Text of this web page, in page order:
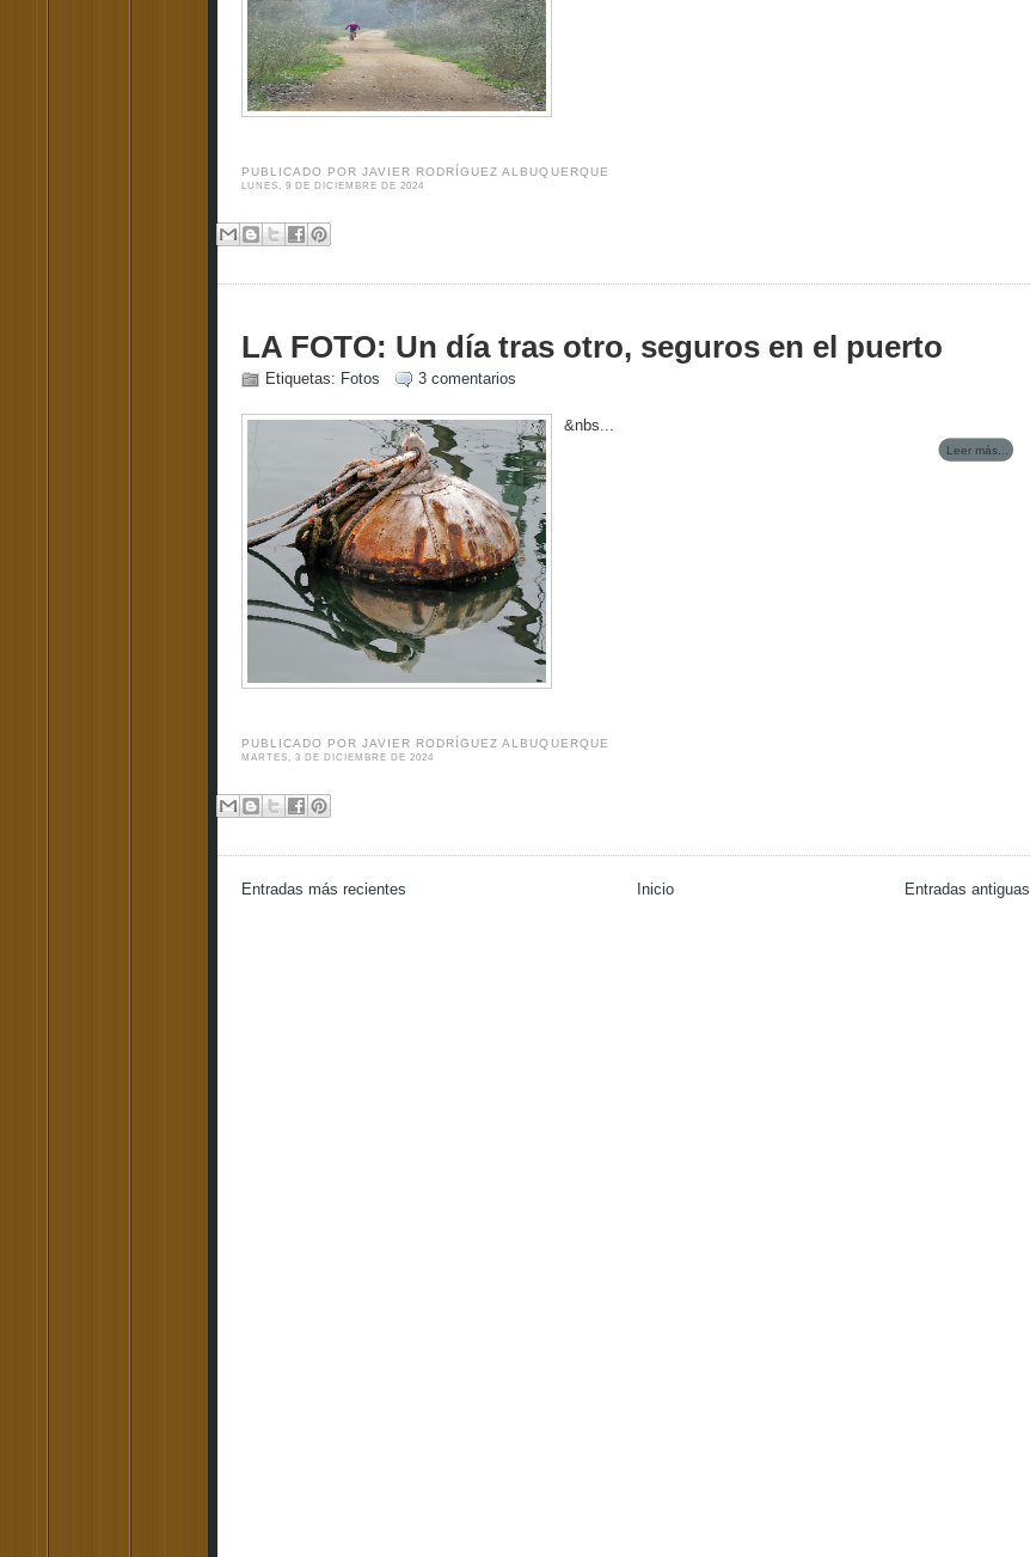
PUBLICADO PORJAVIER RODRÍGUEZ ALBUQUERQUE
LUNES, 9 DE DICIEMBRE DE 2024
LA FOTO: Un día tras otro, seguros en el puerto
Etiquetas: Fotos 3 comentarios
&nbs...
Leer más...
PUBLICADO PORJAVIER RODRÍGUEZ ALBUQUERQUE
MARTES, 3 DE DICIEMBRE DE 2024
Entradas más recientes Entradas antiguas
Inicio